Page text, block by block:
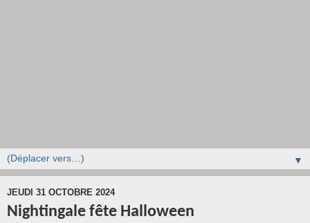
▼
JEUDI 31 OCTOBRE 2024
Nightingale fête Halloween